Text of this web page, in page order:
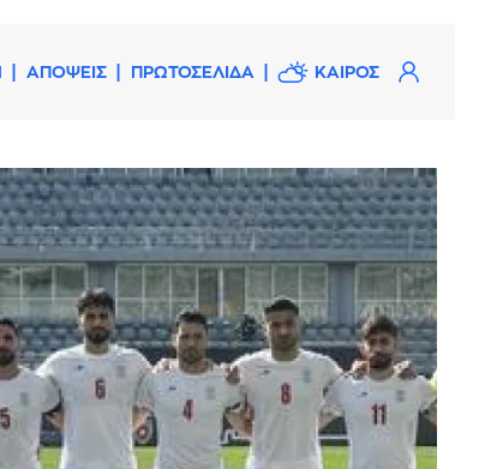
ΑΠΟΨΕΙΣ ΠΡΩΤΟΣΕΛΙΔΑ ΚΑΙΡΟΣ